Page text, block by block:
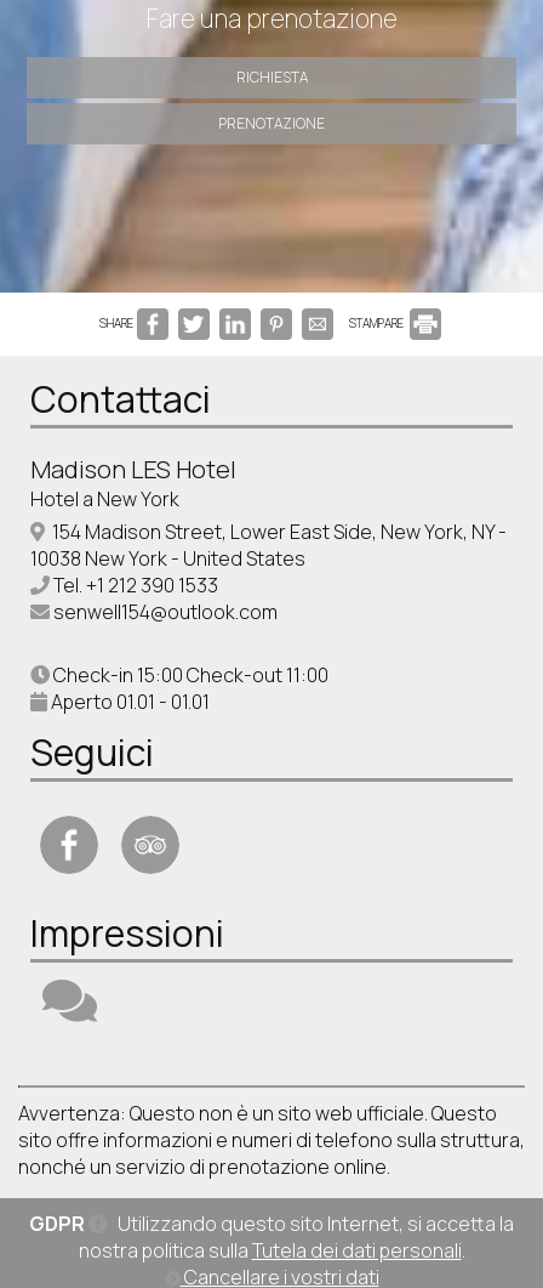
Fare una prenotazione
RICHIESTA
PRENOTAZIONE
SHARE STAMPARE
Contattaci
Madison LES Hotel
Hotel a New York
154 Madison Street, Lower East Side, New York, NY -
10038 New York - United States
Tel.+1 212 390 1533
senwell154@outlook.com
Check-in 15:00 Check-out 11:00
Aperto 01.01 - 01.01
Seguici
Impressioni
Avvertenza: Questo non è un sito web ufficiale. Questo
sito offre informazioni e numeri di telefono sulla struttura,
nonché un servizio di prenotazione online.
GDPR
Utilizzando questo sito Internet, si accetta la
nostra politica sullaTutela dei dati personali.
Cancellare i vostri dati